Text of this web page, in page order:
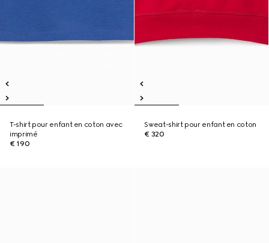
T-shirt pour enfant en coton avec
imprimé
€ 190
Sweat-shirt pour enfant en coton
€ 320